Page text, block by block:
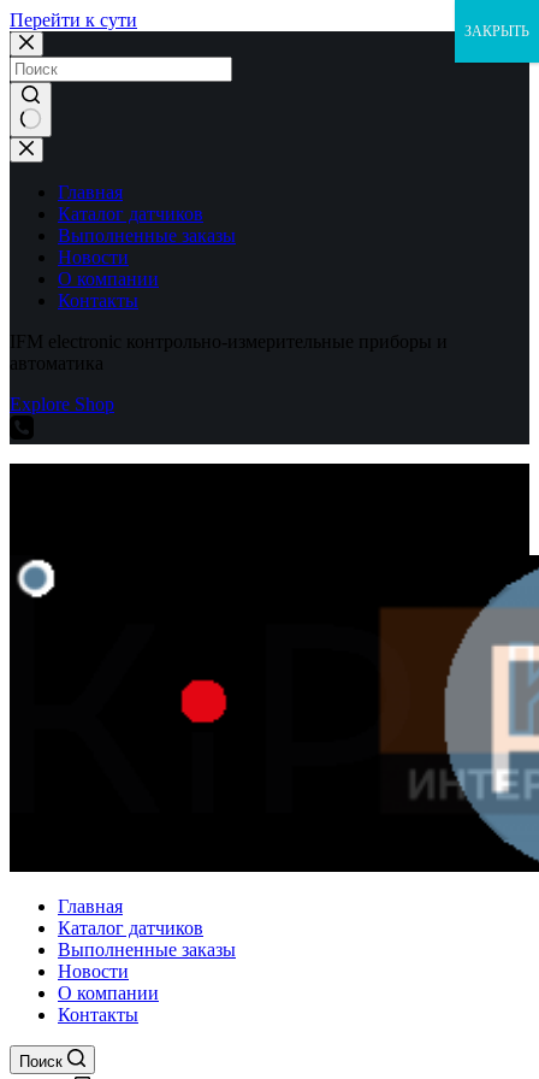
Перейти к сути
Ничего
не
найденоГлавная
Каталог датчиков
Выполненные заказы
Новости
О компании
Контакты
IFM electronic контрольно-измерительные приборы и
автоматика
Explore Shop
Главная
Каталог датчиков
Выполненные заказы
Новости
О компании
Контакты
Поиск
ЗАКРЫТЬ